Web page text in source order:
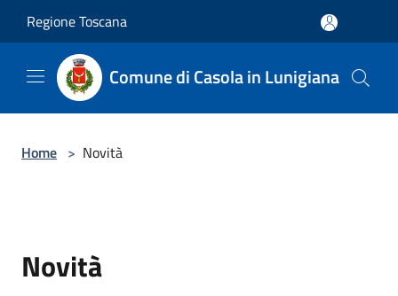
Regione Toscana
Comune di Casola in Lunigiana
Home > Novità
Novità